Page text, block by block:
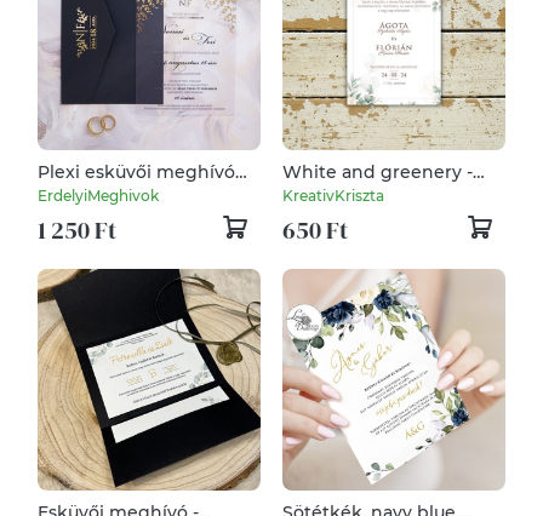
Plexi esküvői meghívó
aranyfóliázott mintával,
akril meghívó,
levélmintás meghívó,
ErdelyiMeghivok
1 250 Ft
White and greenery -
esküvői meghívó
KreativKriszta
650 Ft